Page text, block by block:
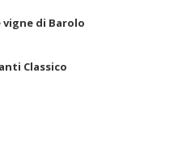
vigne di Barolo
Classico